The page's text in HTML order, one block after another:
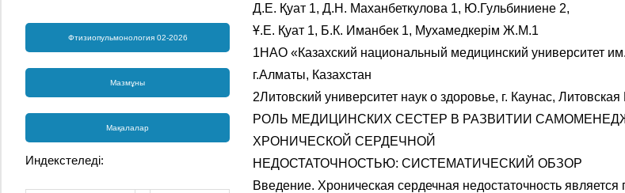
Д.Е. Қуат 1, Д.Н. Маханбеткулова 1, Ю.Гульбиниене 2,
Ұ.Е. Қуат 1, Б.К. Иманбек 1, Мухамедкерім Ж.М.1
1НАО «Казахский национальный медицинский университет
г.Алматы, Казахстан
2Литовский университет наук о здоровье, г. Каунас, Литовская
РОЛЬ МЕДИЦИНСКИХ СЕСТЕР В РАЗВИТИИ
ХРОНИЧЕСКОЙ СЕРДЕЧНОЙ
НЕДОСТАТОЧНОСТЬЮ: СИСТЕМАТИЧЕСКИЙ ОБЗОР
Введение. Хроническая сердечная недостаточность
Фтизиопульмонология 02-2026
Мазмұны
Мақалалар
Индекстеледі: